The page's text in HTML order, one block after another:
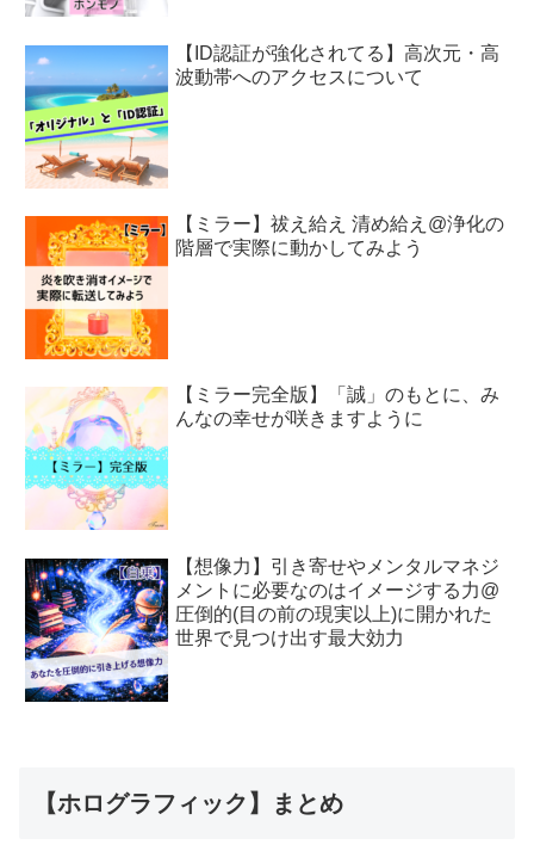
【ID認証が強化されてる】高次元・高
波動帯へのアクセスについて
【ミラー】祓え給え 清め給え@浄化の
階層で実際に動かしてみよう
【ミラー完全版】「誠」のもとに、み
んなの幸せが咲きますように
【想像力】引き寄せやメンタルマネジ
メントに必要なのはイメージする力@
圧倒的(目の前の現実以上)に開かれた
世界で見つけ出す最大効力
【ホログラフィック】まとめ